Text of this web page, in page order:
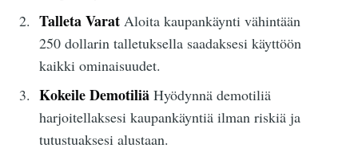
Talleta VaratAloita kaupankäynti vähintään
250 dollarin talletuksella saadaksesi käyttöön
kaikki ominaisuudet.
Kokeile DemotiliäHyödynnä demotiliä
harjoitellaksesi kaupankäyntiä ilman riskiä ja
tutustuaksesi alustaan.